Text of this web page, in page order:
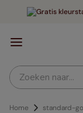
Zoeken naar...
Home standard-